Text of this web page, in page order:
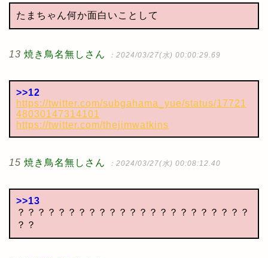
たまちゃん何か面白いことして
13 焼き鳥名無しさん ：2024/03/27(水) 00:00:29.69
>>12
https://twitter.com/subgahama_yue/status/17721
48030147314101
https://twitter.com/thejimwatkins
15 焼き鳥名無しさん ：2024/03/27(水) 00:08:12.40
>>13
？？？？？？？？？？？？？？？？？？？？？？？
？？